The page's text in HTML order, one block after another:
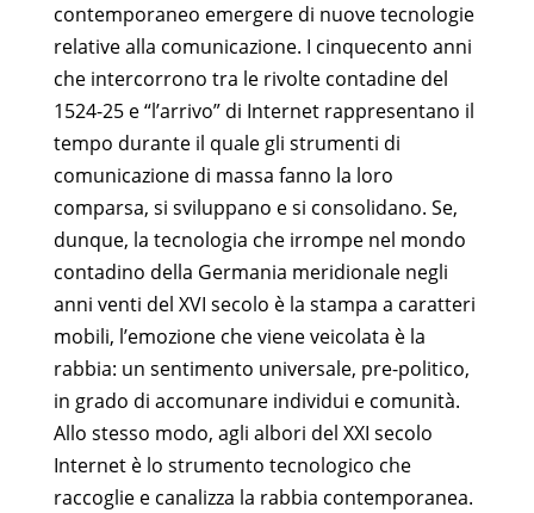
contemporaneo emergere di nuove tecnologie
relative alla comunicazione. I cinquecento anni
che intercorrono tra le rivolte contadine del
1524-25 e “l’arrivo” di Internet rappresentano il
tempo durante il quale gli strumenti di
comunicazione di massa fanno la loro
comparsa, si sviluppano e si consolidano. Se,
dunque, la tecnologia che irrompe nel mondo
contadino della Germania meridionale negli
anni venti del XVI secolo è la stampa a caratteri
mobili, l’emozione che viene veicolata è la
rabbia: un sentimento universale, pre-politico,
in grado di accomunare individui e comunità.
Allo stesso modo, agli albori del XXI secolo
Internet è lo strumento tecnologico che
raccoglie e canalizza la rabbia contemporanea.